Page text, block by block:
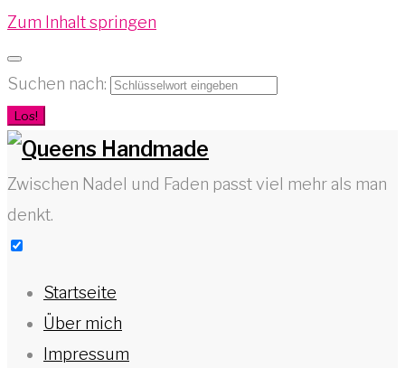
Zum Inhalt springen
Suchen nach:
Los!
Zwischen Nadel und Faden passt viel mehr als man
denkt.
Startseite
Über mich
Impressum